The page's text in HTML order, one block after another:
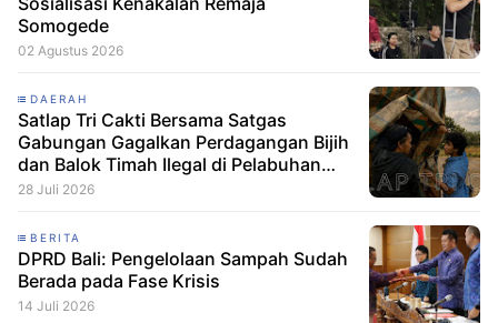
Somogede
02 Agustus 2026
DAERAH
Satlap Tri Cakti Bersama Satgas
Gabungan Gagalkan Perdagangan Bijih
dan Balok Timah Ilegal di Pelabuhan
Pelindo Belitung
28 Juli 2026
BERITA
DPRD Bali: Pengelolaan Sampah Sudah
Berada pada Fase Krisis
14 Juli 2026